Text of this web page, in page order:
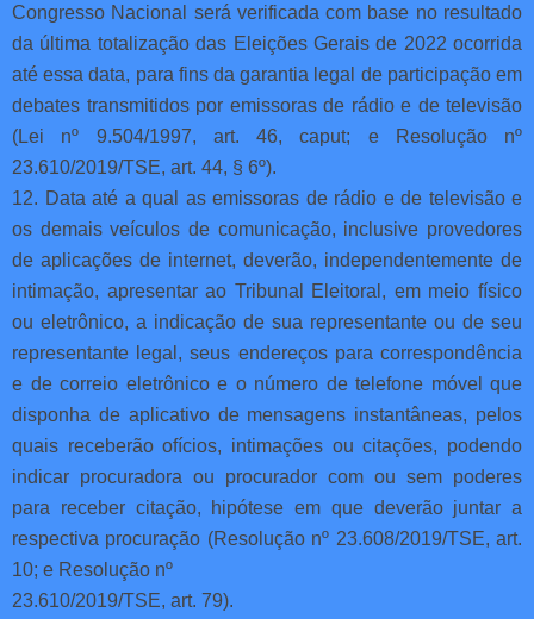
Congresso Nacional será verificada com base no resultado
da última totalização das Eleições Gerais de 2022 ocorrida
até essa data, para fins da garantia legal de participação em
debates transmitidos por emissoras de rádio e de televisão
(Lei nº 9.504/1997, art. 46, caput; e Resolução nº
23.610/2019/TSE, art. 44, § 6º).
12. Data até a qual as emissoras de rádio e de televisão e
os demais veículos de comunicação, inclusive provedores
de aplicações de internet, deverão, independentemente de
intimação, apresentar ao Tribunal Eleitoral, em meio físico
ou eletrônico, a indicação de sua representante ou de seu
representante legal, seus endereços para correspondência
e de correio eletrônico e o número de telefone móvel que
disponha de aplicativo de mensagens instantâneas, pelos
quais receberão ofícios, intimações ou citações, podendo
indicar procuradora ou procurador com ou sem poderes
para receber citação, hipótese em que deverão juntar a
respectiva procuração (Resolução nº 23.608/2019/TSE, art.
10; e Resolução nº
23.610/2019/TSE, art. 79).